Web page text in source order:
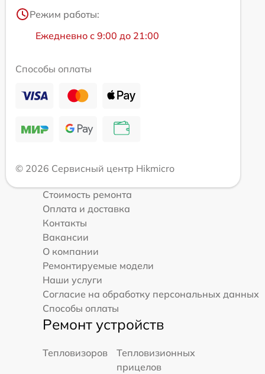
Режим работы:
Ежедневно с 9:00 до 21:00
Способы оплаты
© 2026 Сервисный центр Hikmicro
Стоимость ремонта
Оплата и доставка
Контакты
Вакансии
О компании
Ремонтируемые модели
Наши услуги
Согласие на обработку персональных данных
Способы оплаты
Ремонт устройств
Тепловизоров
Тепловизионных
прицелов